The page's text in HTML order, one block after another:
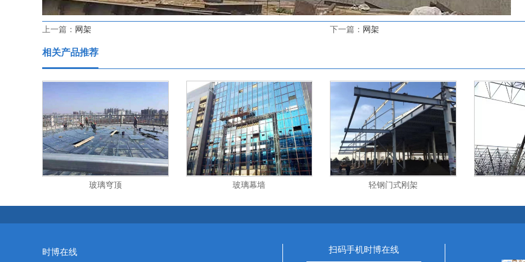
上一篇： 网架 下一篇： 网架
相关产品推荐
玻璃穹顶 玻璃幕墙 轻钢门式刚架
时博在线 扫码手机时博在线